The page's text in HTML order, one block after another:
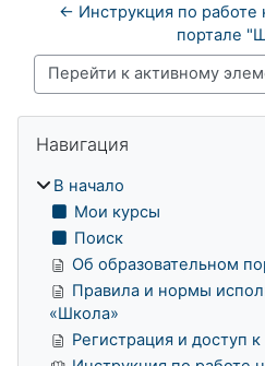
← Инструкция по работе
портале
Перейти к активному
Блоки
Навигация
В начало
Мои курсы
Поиск
Об образовательном
Правила и нормы
«Школа»
Регистрация и доступ